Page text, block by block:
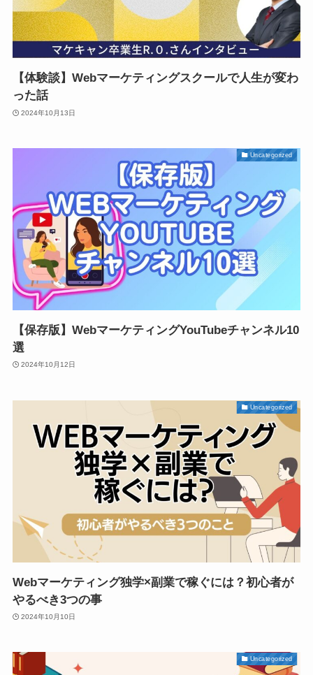
【体験談】Webマーケティングスクールで人生が変わ
った話
2024年10月13日
Uncategorized
【保存版】WebマーケティングYouTubeチャンネル10
選
2024年10月12日
Uncategorized
Webマーケティング独学×副業で稼ぐには？初心者が
やるべき3つの事
2024年10月10日
Uncategorized